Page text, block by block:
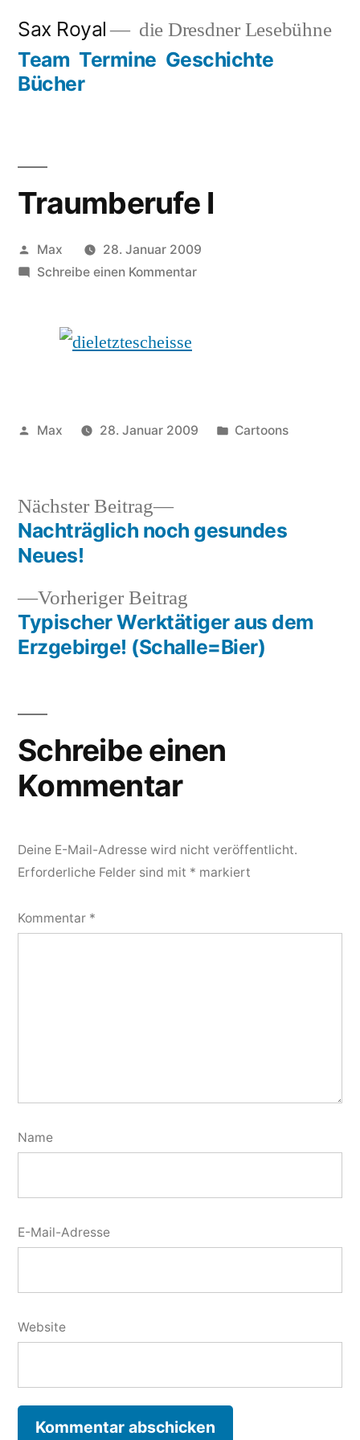
springen
Sax Royal die Dresdner Lesebühne
Team Termine Geschichte
Bücher
Traumberufe I
Veröffentlicht
von
Max
28. Januar 2009
Schreibe einen Kommentarzu
Veröffentlicht
Max 28. Januar 2009
Veröffentlicht
Cartoons
Beitragsnavigation
Vorheriger Beitrag
Beitrag:
Typischer Werktätiger aus dem
Erzgebirge! (Schalle=Bier)
Nächster Beitrag
Nächster
Beitrag:
Nachträglich noch gesundes
Neues!
Schreibe einen
Kommentar
Deine E-Mail-Adresse wird nicht veröffentlicht.
Erforderliche Felder sind mit * markiert
Kommentar *
Name
E-Mail-Adresse
Website